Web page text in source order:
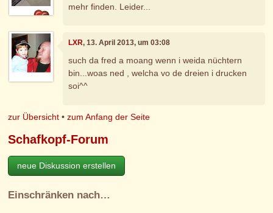
mehr finden. Leider...
LXR, 13. April 2013, um 03:08
such da fred a moang wenn i weida nüchtern
bin...woas ned , welcha vo de dreien i drucken
soi^^
zur Übersicht •zum Anfang der Seite
Schafkopf-Forum
neue Diskussion erstellen
Einschränken nach…